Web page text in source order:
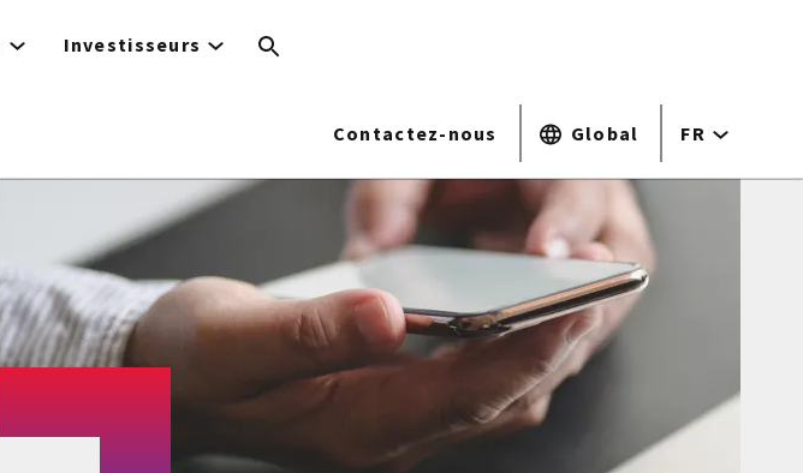
Investisseurs
Contactez-nous Global FR